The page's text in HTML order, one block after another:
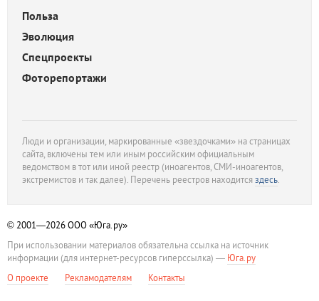
Польза
Эволюция
Спецпроекты
Фоторепортажи
Люди и организации, маркированные «звездочками» на страницах
сайта, включены тем или иным российским официальным
ведомством в тот или иной реестр (иноагентов, СМИ-иноагентов,
экстремистов и так далее). Перечень реестров находитсяздесь.
© 2001—2026ООО «Юга.ру»
При использовании материалов обязательна ссылка на источник
информации (для интернет-ресурсов гиперссылка) — Юга.ру
О проекте
Рекламодателям Контакты